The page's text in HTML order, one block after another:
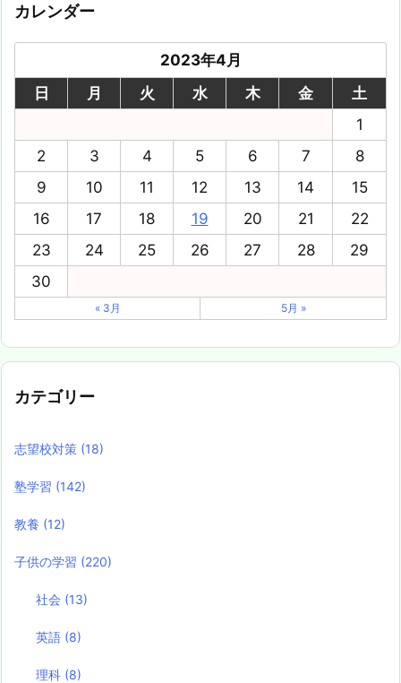
カレンダー
2023年4月
日
月 火 水 木 金
土
1
2
3 4 5 6 7
8
9
10 11 12 13 14
15
16
17 18 19 20 21
22
23
24 25 26 27 28
29
30
« 3月 5月 »
カテゴリー
志望校対策 (18)
塾学習 (142)
教養 (12)
子供の学習 (220)
社会 (13)
英語 (8)
理科 (8)